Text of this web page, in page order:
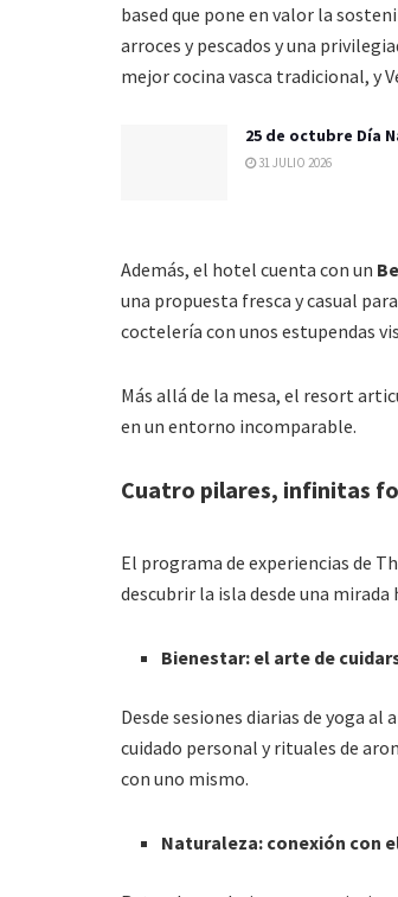
based que pone en valor la
arroces y pescados y una
mejor cocina vasca tradicional, y
25 de octubre Día
31 JULIO 2026
Además, el hotel cuenta con un
una propuesta fresca y casual
coctelería con unos estupendas
Más allá de la mesa, el resort
en un entorno incomparable.
Cuatro pilares, infinitas
El programa de experiencias de
descubrir la isla desde una mirada
Bienestar: el arte de
Desde sesiones diarias de yoga
cuidado personal y rituales de
con uno mismo.
Naturaleza: conexión con